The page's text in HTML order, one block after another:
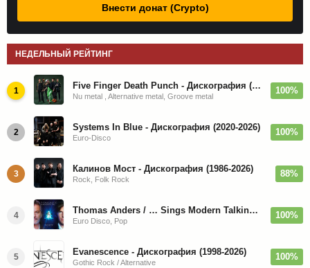
Внести донат (Crypto)
НЕДЕЛЬНЫЙ РЕЙТИНГ
1 Five Finger Death Punch - Дискография (2008-2026)
Nu metal , Alternative metal, Groove metal
100%
2 Systems In Blue - Дискография (2020-2026)
Euro-Disco
100%
3 Калинов Мост - Дискография (1986-2026)
Rock, Folk Rock
88%
4 Thomas Anders / … Sings Modern Talking: The Best hi-res
Euro Disco, Pop
100%
5 Evanescence - Дискография (1998-2026)
Gothic Rock / Alternative
100%